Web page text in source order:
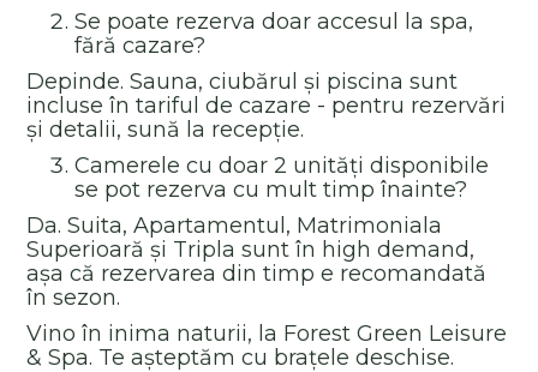
Se poate rezerva doar accesul la spa,
fără cazare?
Depinde. Sauna, ciubărul și piscina sunt
incluse în tariful de cazare - pentru rezervări
și detalii, sună la recepție.
Camerele cu doar 2 unități disponibile
se pot rezerva cu mult timp înainte?
Da. Suita, Apartamentul, Matrimoniala
Superioară și Tripla sunt în high demand,
așa că rezervarea din timp e recomandată
în sezon.
Vino în inima naturii, la Forest Green Leisure
& Spa. Te așteptăm cu brațele deschise.